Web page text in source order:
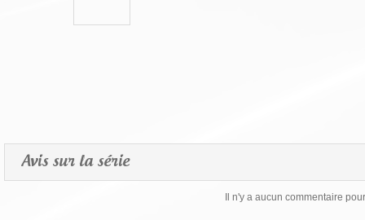
Avis sur la série
Il n'y a aucun commentaire